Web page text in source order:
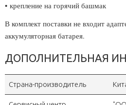
• крепление на горячий башмак
В комплект поставки не входит
аккумуляторная батарея.
ДОПОЛНИТЕЛЬНАЯ
Страна-производитель